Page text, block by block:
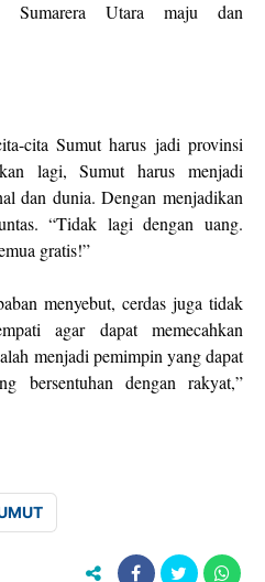
Sumarera Utara maju dan
cita Sumut harus jadi provinsi
lagi, Sumut harus menjadi
dan dunia. Dengan menjadikan
“Tidak lagi dengan uang.
gratis!”
menyebut, cerdas juga tidak
agar dapat memecahkan
menjadi pemimpin yang dapat
bersentuhan dengan rakyat,”